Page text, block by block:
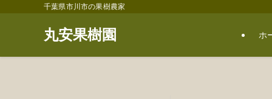
千葉県市川市の果樹農家
丸安果樹園 ホ